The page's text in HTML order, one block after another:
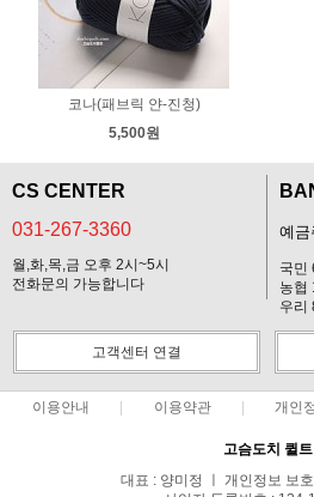
코나(패브릭 얀-진청)
5,500원
CS CENTER
031-267-3360
월,화,목,금 오후 2시~5시
전화문의 가능합니다
예금
국민
농협
우리
고객센터 연결
이용안내 이용약관 개인
고슴도치 퀼트
대표 : 양미정 ㅣ 개인정보 보